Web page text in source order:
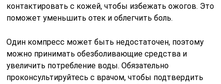
контактировать с кожей, чтобы избежать ожогов. Это
поможет уменьшить отек и облегчить боль.
Один компресс может быть недостаточен, поэтому
можно принимать обезболивающие средства и
увеличить потребление воды. Обязательно
проконсультируйтесь с врачом, чтобы подтвердить